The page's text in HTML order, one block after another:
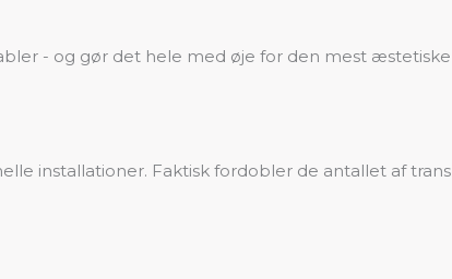
- og gør det hele med øje for den mest
installationer. Faktisk fordobler de antallet af